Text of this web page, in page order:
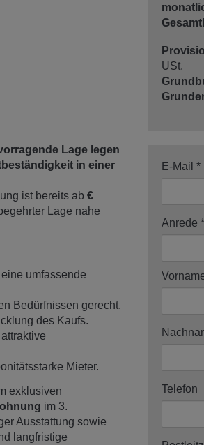
Lage legen
in einer
ist bereits ab €
Lage nahe
umfassende
Bedürfnissen gerecht.
des Kaufs.
Mieter.
exklusiven
im 3.
Ausstattung sowie
langfristige
USt.
E-Mail
Anrede
Telefon